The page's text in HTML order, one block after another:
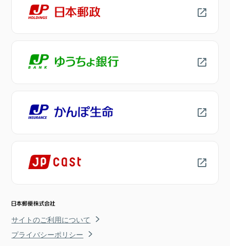
サイトのご利用について
プライバシーポリシー